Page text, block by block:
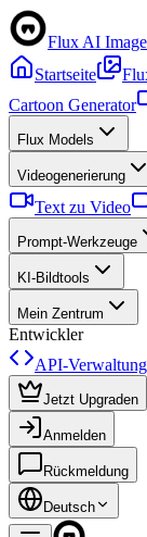
Flux AI Image
Startseite
Cartoon Generator
Flux Models
Videogenerierung
Text zu Video
Prompt-Werkzeuge
KI-Bildtools
Mein Zentrum
Entwickler
API-Verwaltung
Jetzt Upgraden
Anmelden
Rückmeldung
Deutsch